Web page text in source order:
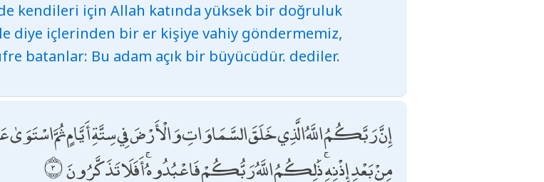
kendileri için Allah katında yüksek bir doğruluk
diye içlerinden bir er kişiye vahiy göndermemiz,
batanlar: Bu adam açık bir büyücüdür. dediler.
إِنَّ رَبَّكُمُ اللَّهُ الَّذِي خَلَقَ السَّمَاوَاتِ وَالْأَرْضَ فِي سِتَّةِ أَيَّامٍ ثُمَّ اسْتَوَىٰ
مِنْ بَعْدِ إِذْنِهِ ۚ ذَٰلِكُمُ اللَّهُ رَبُّكُمْ فَاعْبُدُوهُ ۚ أَفَلَا تَذَكَّرُونَ